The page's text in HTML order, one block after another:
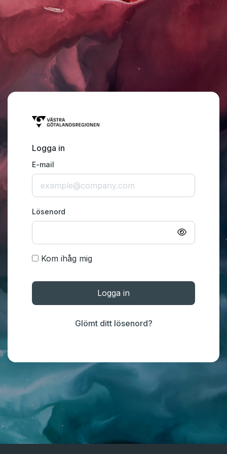
Logga in
E-mail
Lösenord
Kom ihåg mig
Logga in
Glömt ditt lösenord?